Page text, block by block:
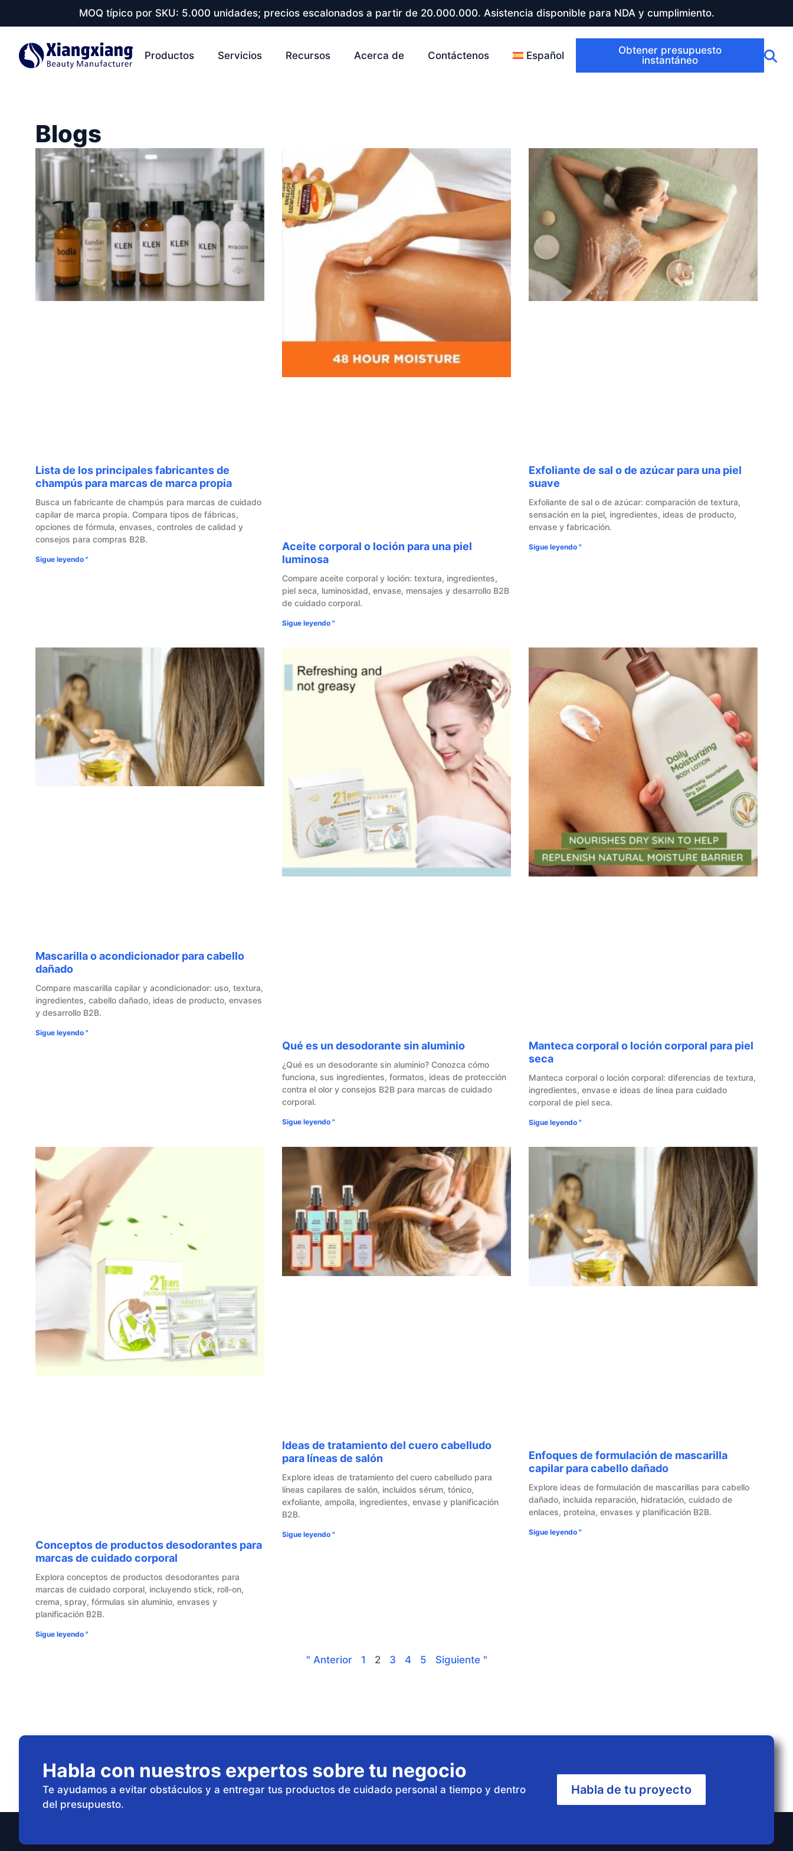
MOQ típico por SKU: 5.000 unidades; precios escalonados a partir de 20.000.000. Asistencia disponible para NDA y cumplimiento.
Productos Servicios Recursos Acerca de Contáctenos Español
Obtener presupuesto
instantáneo
Blogs
Lista de los principales fabricantes de
champús para marcas de marca propia
Busca un fabricante de champús para marcas de cuidado
capilar de marca propia. Compara tipos de fábricas,
opciones de fórmula, envases, controles de calidad y
consejos para compras B2B.
Sigue leyendo "
Aceite corporal o loción para una piel
luminosa
Compare aceite corporal y loción: textura, ingredientes,
piel seca, luminosidad, envase, mensajes y desarrollo B2B
de cuidado corporal.
Sigue leyendo "
Exfoliante de sal o de azúcar para una piel
suave
Exfoliante de sal o de azúcar: comparación de textura,
sensación en la piel, ingredientes, ideas de producto,
envase y fabricación.
Sigue leyendo "
Mascarilla o acondicionador para cabello
dañado
Compare mascarilla capilar y acondicionador: uso, textura,
ingredientes, cabello dañado, ideas de producto, envases
y desarrollo B2B.
Sigue leyendo "
Qué es un desodorante sin aluminio
¿Qué es un desodorante sin aluminio? Conozca cómo
funciona, sus ingredientes, formatos, ideas de protección
contra el olor y consejos B2B para marcas de cuidado
corporal.
Sigue leyendo "
Manteca corporal o loción corporal para piel
seca
Manteca corporal o loción corporal: diferencias de textura,
ingredientes, envase e ideas de línea para cuidado
corporal de piel seca.
Sigue leyendo "
Conceptos de productos desodorantes para
marcas de cuidado corporal
Explora conceptos de productos desodorantes para
marcas de cuidado corporal, incluyendo stick, roll-on,
crema, spray, fórmulas sin aluminio, envases y
planificación B2B.
Sigue leyendo "
Ideas de tratamiento del cuero cabelludo
para líneas de salón
Explore ideas de tratamiento del cuero cabelludo para
líneas capilares de salón, incluidos sérum, tónico,
exfoliante, ampolla, ingredientes, envase y planificación
B2B.
Sigue leyendo "
Enfoques de formulación de mascarilla
capilar para cabello dañado
Explore ideas de formulación de mascarillas para cabello
dañado, incluida reparación, hidratación, cuidado de
enlaces, proteína, envases y planificación B2B.
Sigue leyendo "
" Anterior 1 2 3 4 5 Siguiente "
Habla con nuestros expertos sobre tu negocio
Te ayudamos a evitar obstáculos y a entregar tus productos de cuidado personal a tiempo y dentro
del presupuesto.
Habla de tu proyecto